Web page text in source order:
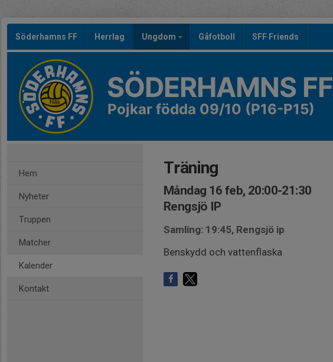
Söderhamns FF Herrlag Ungdom Gåfotboll SFF Friends
SÖDERHAMNS FF
Pojkar födda 09/10 (P16-P15)
Hem
Nyheter
Truppen
Matcher
Kalender
Kontakt
Träning
Måndag 16 feb, 20:00-21:30
Rengsjö IP
Samling: 19:45, Rengsjö ip
Benskydd och vattenflaska